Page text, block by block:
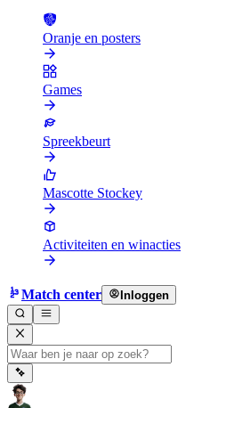
Oranje en posters
Games
Spreekbeurt
Mascotte Stockey
Activiteiten en winacties
Match center Inloggen